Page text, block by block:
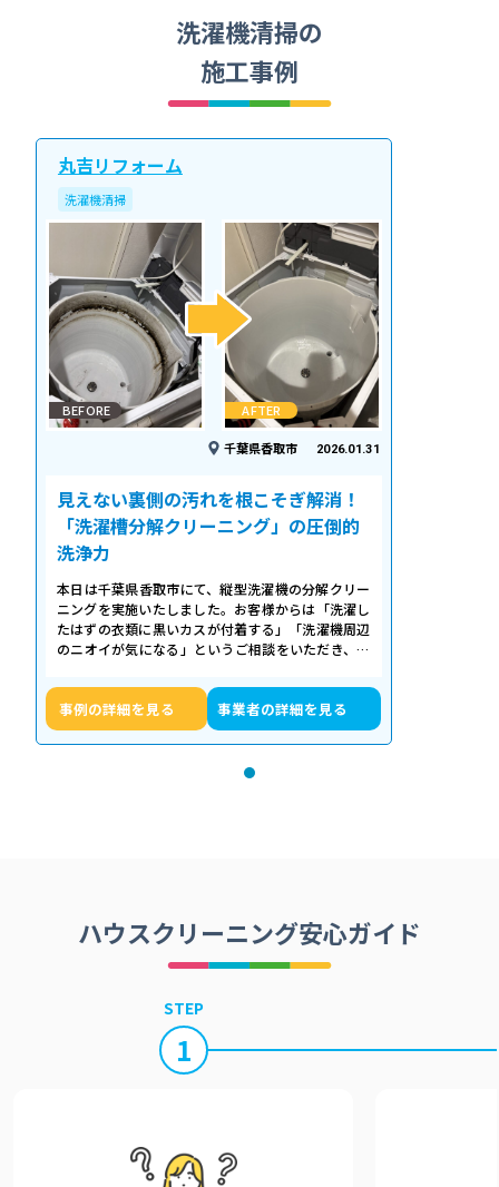
洗濯機清掃の
施工事例
丸吉リフォーム
洗濯機清掃
BEFORE AFTER
千葉県香取市 2026.01.31
見えない裏側の汚れを根こそぎ解消！
「洗濯槽分解クリーニング」の圧倒的
洗浄力
本日は千葉県香取市にて、縦型洗濯機の分解クリー
ニングを実施いたしました。お客様からは「洗濯し
たはずの衣類に黒いカスが付着する」「洗濯機周辺
のニオイが気になる」というご相談をいただき、内
事例の詳細を見る 事業者の詳細を見る
ハウスクリーニング安心ガイド
STEP
1